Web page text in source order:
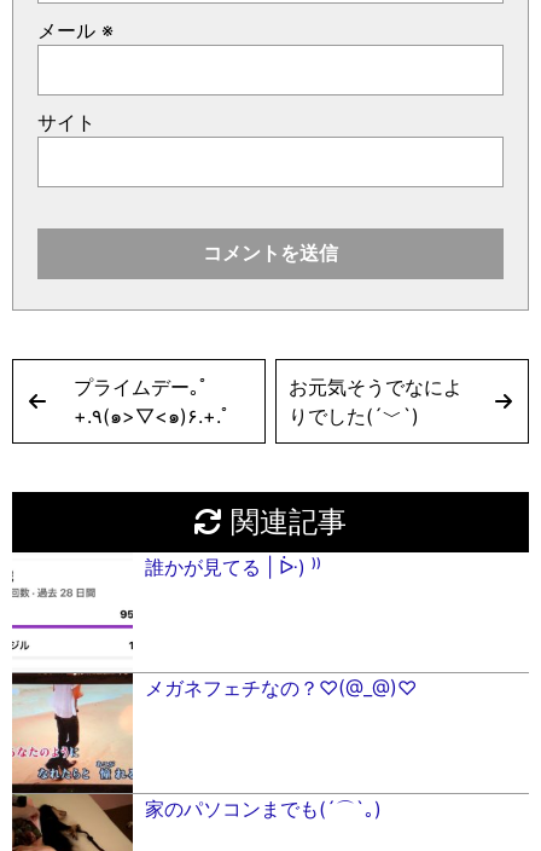
メール ※
サイト
プライムデー｡ﾟ
+.٩(๑>▽<๑)۶.+.ﾟ
お元気そうでなによ
りでした(´﹀`)
関連記事
誰かが見てる | ᐕ) ⁾⁾
メガネフェチなの？♡(@_@)♡
家のパソコンまでも(´⌒`｡)